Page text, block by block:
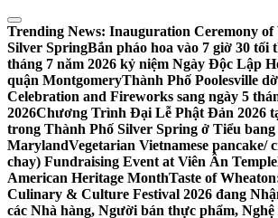
Skip
to
content
Trending News: Inauguration Ceremony of
Silver SpringBắn pháo hoa vào 7 giờ 30 tối
tháng 7 năm 2026 kỷ niệm Ngày Độc Lập
quận MontgomeryThành Phố Poolesville
Celebration and Fireworks sang ngày 5
2026Chương Trình Đại Lễ Phật Đản 2026
trong Thành Phố Silver Spring ở Tiểu bang
MarylandVegetarian Vietnamese pancake/
chay) Fundraising Event at Viên Ân Temple
American Heritage MonthTaste of
Culinary & Culture Festival 2026 đang
các Nhà hàng, Người bán thực phẩm,